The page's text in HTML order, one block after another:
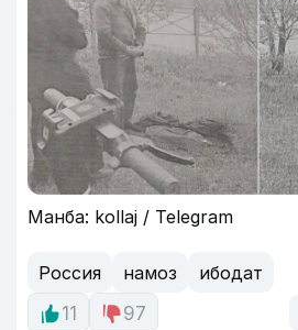
Манба: kollaj / Telegram
Россия намоз
ибодат
11
97